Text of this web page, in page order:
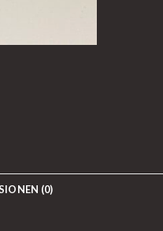
(0)